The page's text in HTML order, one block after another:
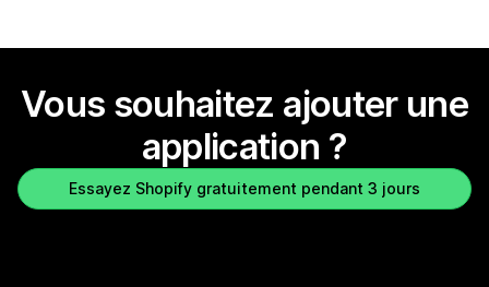
Vous souhaitez ajouter une
application ?
Essayez Shopify gratuitement pendant 3 jours